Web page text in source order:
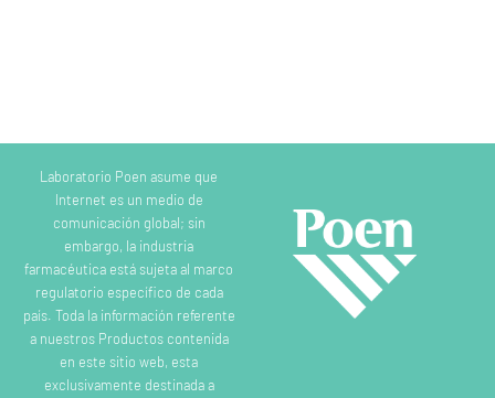
Laboratorio Poen asume que
Internet es un medio de
comunicación global; sin
embargo, la industria
farmacéutica está sujeta al marco
regulatorio específico de cada
país. Toda la información referente
a nuestros Productos contenida
en este sitio web, esta
exclusivamente destinada a